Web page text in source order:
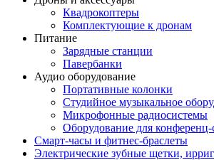
Квадрокоптеры
Комплектующие к дронам
Питание
Зарядные станции
Павербанки
Аудио оборудование
Портативные колонки
Студийное музыкальное
Микрофонные радиосистемы
Оборудование для конференц-
Смарт-часы и фитнес-браслеты
Электрические зубные щетки,